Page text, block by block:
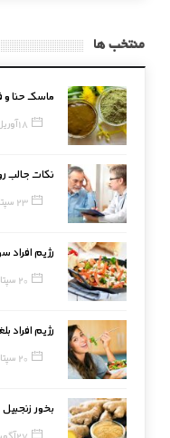
منتخب ها
ماسک حنا و
18 آوریل, 2018
نکات جالب
23 سپتامبر, 2017
رژیم افراد
20 سپتامبر, 2017
رژیم افراد
20 سپتامبر, 2017
بخور زنجبیل
27 آگوست, 2017